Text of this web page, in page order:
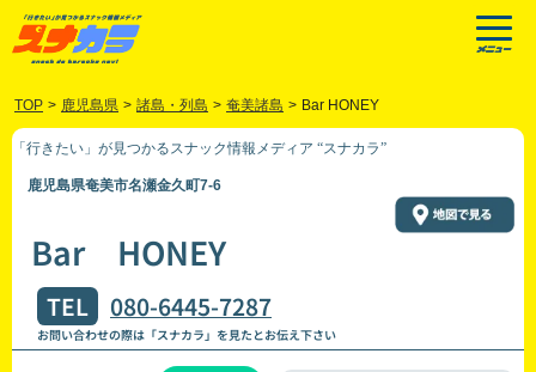
TOP > 鹿児島県 > 諸島・列島 > 奄美諸島 > Bar HONEY
「行きたい」が見つかるスナック情報メディア “スナカラ”
鹿児島県奄美市名瀬金久町7-6
Bar HONEY
TEL 080-6445-7287
お問い合わせの際は「スナカラ」を見たとお伝え下さい